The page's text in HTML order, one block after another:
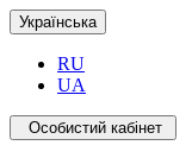
Українська
RU
UA
Особистий кабінет